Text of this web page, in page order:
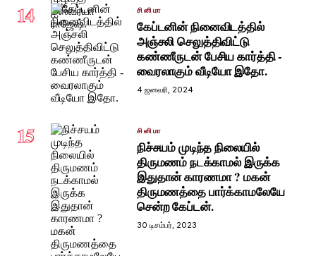
14 சினிமா
கேப்டனின் நினைவிடத்தில்
அஞ்சலி செலுத்திவிட்டு
கண்ணீருடன் பேசிய கார்த்தி -
வைரலாகும் வீடியோ இதோ.
4 ஜனவரி, 2024
15 சினிமா
நிச்சயம் முடிந்த நிலையில்
திருமணம் நடக்காமல் இருக்க
இதுதான் காரணமா ? மகன்
திருமணத்தை பார்க்காமலேயே
சென்ற கேப்டன்.
30 டிசம்பர், 2023